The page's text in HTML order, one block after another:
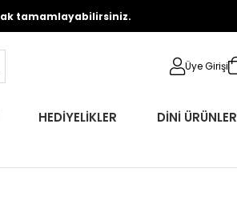
tamamlayabilirsiniz.
Üye Girişi
HEDİYELİKLER DİNİ ÜRÜNLER